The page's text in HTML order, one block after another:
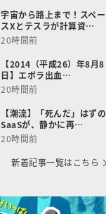
宇宙から路上まで！スペー
スXとテスラが計算資…
20時間前
【2014（平成26）年8月8
日】エボラ出血…
20時間前
【潮流】「死んだ」はずの
SaaSが、静かに再…
20時間前
新着記事一覧はこちら